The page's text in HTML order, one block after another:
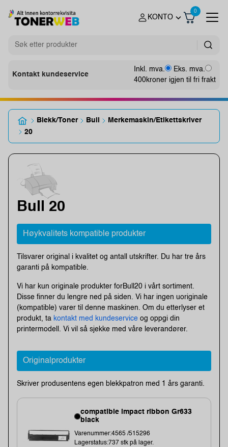
KONTO
0
Kontakt kundeservice
Inkl. mva.
Eks. mva.
400kroner igjen til fri frakt
Blekk/Toner Bull
Merkemaskin/Etikettskriver
20
Bull 20
Høykvalitets kompatible produkter
Tilsvarer original i kvalitet og antall utskrifter. Du har tre års
garanti på kompatible.
Vi har kun originale produkter forBull20 i vårt sortiment.
Disse finner du lengre ned på siden. Vi har ingen uoriginale
(kompatible) varer til denne maskinen. Om du etterlyser et
produkt, ta kontakt med kundeservice og oppgi din
printermodell. Vi vil så sjekke med våre leverandører.
Originalprodukter
Skriver produsentens egen blekkpatron med 1 års garanti.
compatible impact ribbon Gr633
black
Varenummer:4565 /515296
Lagerstatus:737 stk på lager.